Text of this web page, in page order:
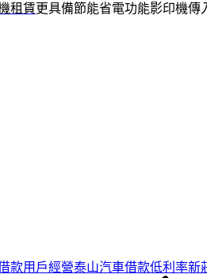
租賃更具備節能省電功能影印機
款用戶經營泰山汽車借款低利率新